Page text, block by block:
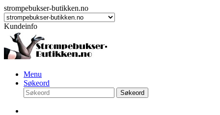
strompebukser-butikken.no
Kundeinfo
Menu
Søkeord
Søkeord